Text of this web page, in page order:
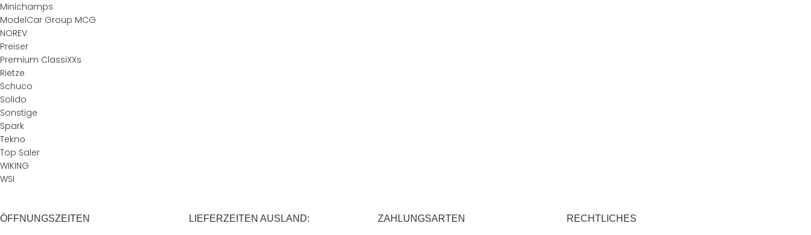
Minichamps
ModelCar Group MCG
NOREV
Preiser
Premium ClassiXXs
Rietze
Schuco
Solido
Sonstige
Spark
Tekno
Top Saler
WIKING
WSI
ÖFFNUNGSZEITEN LIEFERZEITEN AUSLAND: ZAHLUNGSARTEN RECHTLICHES